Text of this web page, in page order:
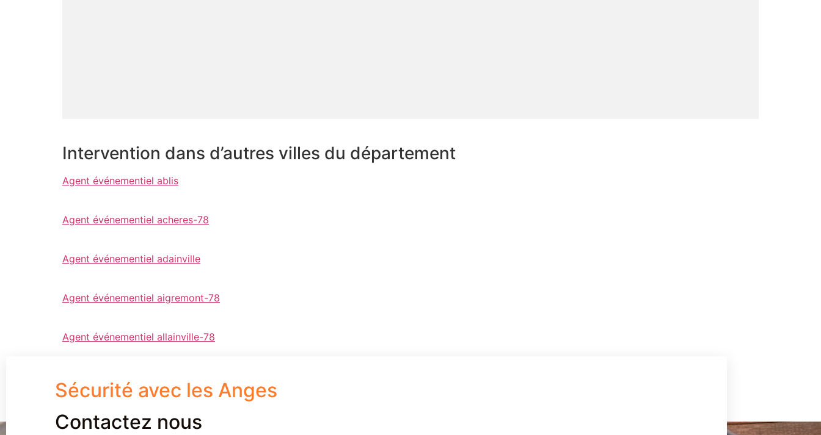
Intervention dans d’autres villes du département
Agent événementiel ablis
Agent événementiel acheres-78
Agent événementiel adainville
Agent événementiel aigremont-78
Agent événementiel allainville-78
Sécurité avec les Anges
Contactez nous